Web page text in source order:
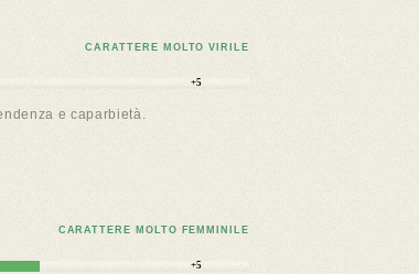
CARATTERE MOLTO VIRILE
+5
e caparbietà.
CARATTERE MOLTO FEMMINILE
+5